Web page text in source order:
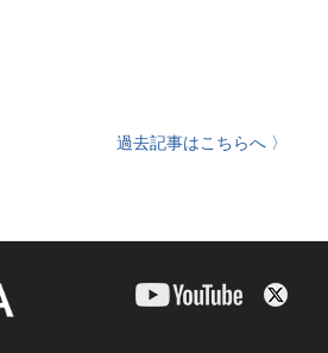
過去記事はこちらへ 〉